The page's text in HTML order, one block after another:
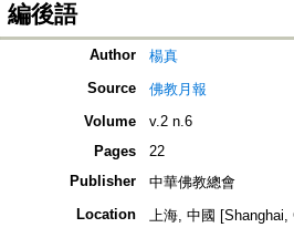
編後語
Author
楊真
Source
佛教月報
Volume
v.2 n.6
Pages
22
Publisher
中華佛教總會
Location
上海, 中國 [Shanghai,